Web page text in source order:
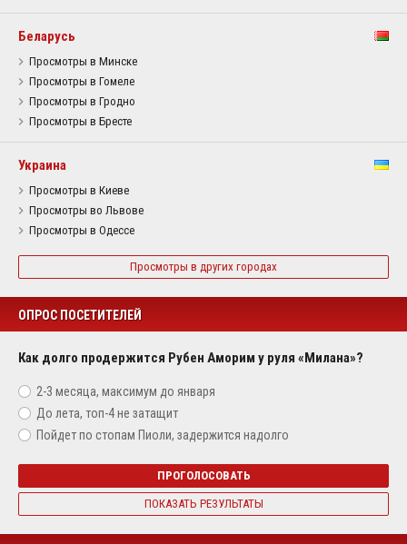
Беларусь
Просмотры в Минске
Просмотры в Гомеле
Просмотры в Гродно
Просмотры в Бресте
Украина
Просмотры в Киеве
Просмотры во Львове
Просмотры в Одессе
Просмотры в других городах
ОПРОС ПОСЕТИТЕЛЕЙ
Как долго продержится Рубен Аморим у руля «Милана»?
2-3 месяца, максимум до января
До лета, топ-4 не затащит
Пойдет по стопам Пиоли, задержится надолго
ПРОГОЛОСОВАТЬ
ПОКАЗАТЬ РЕЗУЛЬТАТЫ